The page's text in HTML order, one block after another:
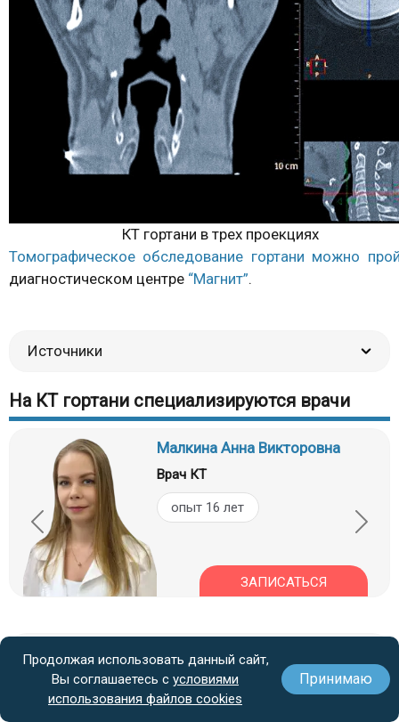
КТ гортани в трех проекциях
Томографическое обследование гортани можно
диагностическом центре “Магнит”.
Источники
На КТ гортани специализируются врачи
Малкина Анна Викторовна
Врач КТ
опыт 16 лет
ЗАПИСАТЬСЯ
Вопросы и ответы
Продолжая использовать данный сайт,
Вы соглашаетесь с условиями
использования файлов cookies
Принимаю